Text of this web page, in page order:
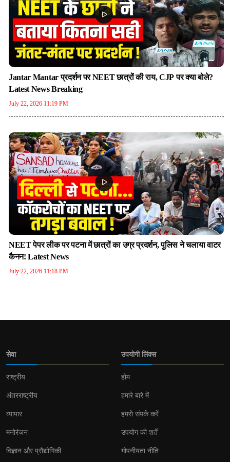
Jantar Mantar प्रदर्शन पर NEET छात्रों की राय, CJP पर क्या बोले?
Latest News Breaking
July 22, 2026 11:19 PM
NEET पेपर लीक पर पटना में छात्रों का उग्र प्रदर्शन, पुलिस ने चलाया वाटर
कैनन! Latest News
July 22, 2026 11:18 PM
सेवा
राष्ट्रीय
अंतरराष्ट्रीय
व्यापार
मनोरंजन
विज्ञान और प्रौद्योगिकी
उपयोगी लिंक्स
होम
हमारे बारे में
हमसे संपर्क करें
उपयोग की शर्तें
गोपनीयता नीति